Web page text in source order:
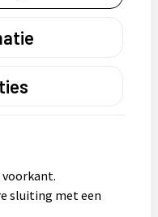
sluiting met een